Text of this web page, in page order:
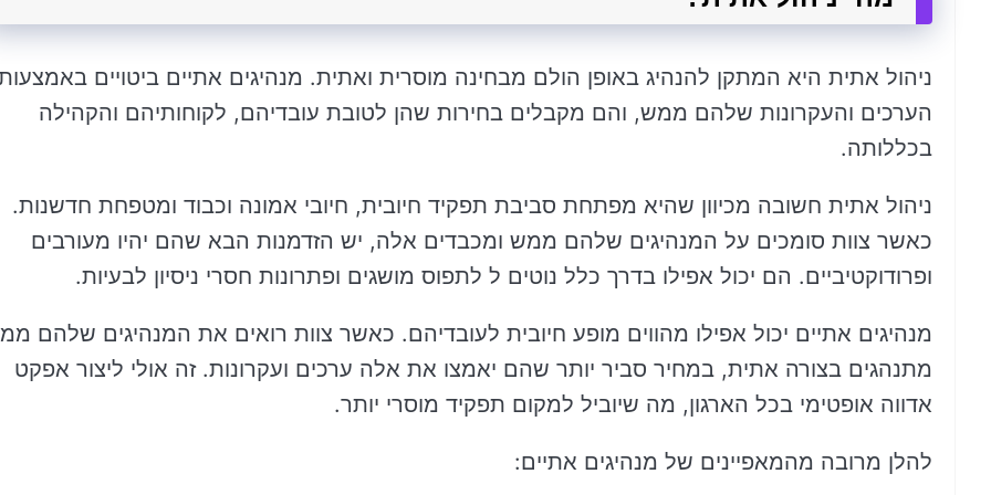
ניהול אתית היא המתקן להנהיג באופן הולם מבחינה מוסרית ואתית. מנהיגים אתיים ביטויים
הערכים והעקרונות שלהם ממש, והם מקבלים בחירות שהן לטובת עובדיהם, לקוחותיהם והקהילה
בכללותה.
ניהול אתית חשובה מכיוון שהיא מפתחת סביבת תפקיד חיובית, חיובי אמונה וכבוד ומטפחת חדשנות.
כאשר צוות סומכים על המנהיגים שלהם ממש ומכבדים אלה, יש הזדמנות הבא שהם יהיו מעורבים
ופרודוקטיביים. הם יכול אפילו בדרך כלל נוטים ל לתפוס מושגים ופתרונות חסרי ניסיון לבעיות.
מנהיגים אתיים יכול אפילו מהווים מופע חיובית לעובדיהם. כאשר צוות רואים את המנהיגים שלהם
מתנהגים בצורה אתית, במחיר סביר יותר שהם יאמצו את אלה ערכים ועקרונות. זה אולי ליצור אפקט
אדווה אופטימי בכל הארגון, מה שיוביל למקום תפקיד מוסרי יותר.
להלן מרובה מהמאפיינים של מנהיגים אתיים: